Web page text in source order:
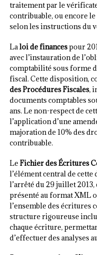
traitement par le
contribuable, ou encore
selon les instructions du
Laloi de financespour
avec l’instauration de
comptabilité sous forme
fiscal. Cette disposition,
des Procédures Fiscales,
documents comptables
ans. Le non-respect de
l’application d’une
majoration de 10% des
contribuable.
Le Fichier des Écritures
l’élément central de
l’arrêté du 29 juillet
présenté au format XML
l’ensemble des écritures
structure rigoureuse
chaque écriture,
d’effectuer des analyses